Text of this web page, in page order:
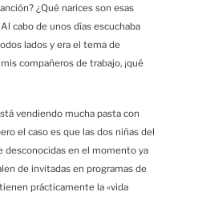
¿Qué narices son esas
cabo de unos días escuchaba
lados y era el tema de
compañeros de trabajo, ¡qué
vendiendo mucha pasta con
el caso es que las dos niñas del
en el momento ya
de invitadas en programas de
prácticamente la «vida